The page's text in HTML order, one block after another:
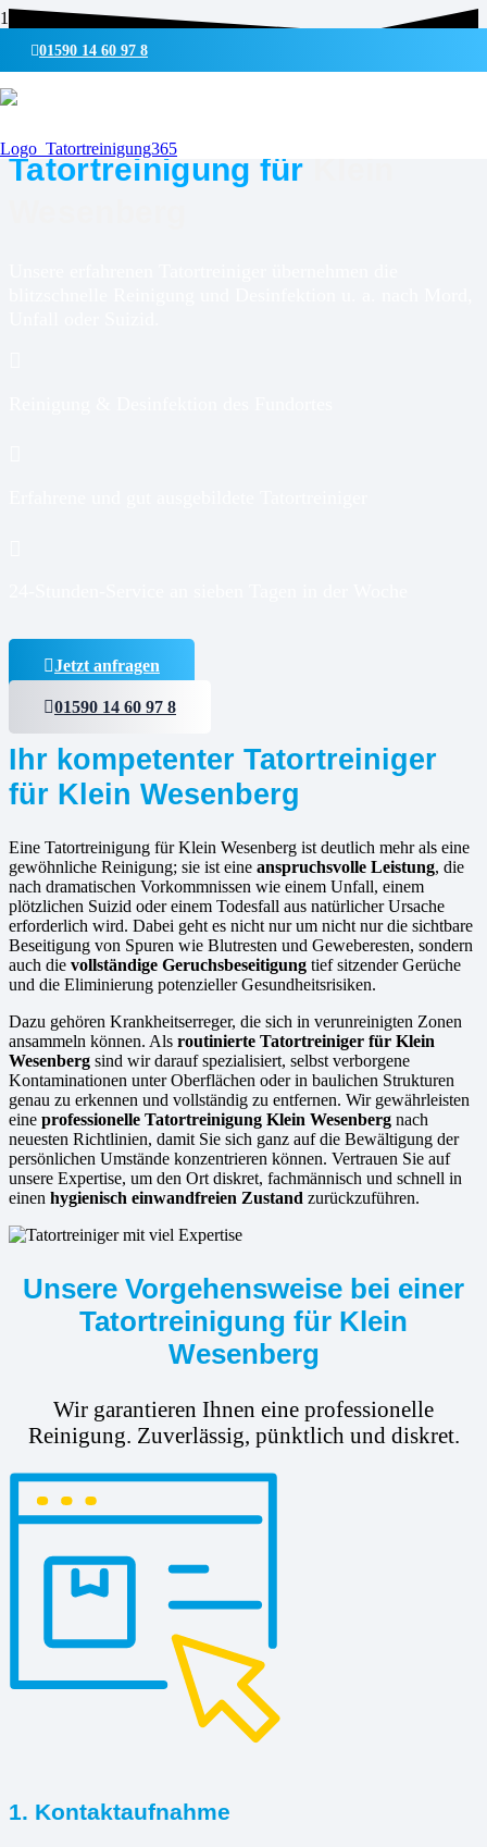
01590 14 60 97 8
Tatortreinigung für
Jetzt anfragen
01590 14 60 97 8
Ihr kompetenter Tatortreiniger
für Klein Wesenberg
Eine Tatortreinigung für Klein Wesenberg ist deutlich mehr als eine
gewöhnliche Reinigung; sie ist eine anspruchsvolle Leistung, die
nach dramatischen Vorkommnissen wie einem Unfall, einem
plötzlichen Suizid oder einem Todesfall aus natürlicher Ursache
erforderlich wird. Dabei geht es nicht nur um nicht nur die sichtbare
Beseitigung von Spuren wie Blutresten und Geweberesten, sondern
auch die vollständige Geruchsbeseitigung tief sitzender Gerüche
und die Eliminierung potenzieller Gesundheitsrisiken.
Dazu gehören Krankheitserreger, die sich in verunreinigten Zonen
ansammeln können. Als routinierte Tatortreiniger für Klein
Wesenberg sind wir darauf spezialisiert, selbst verborgene
Kontaminationen unter Oberflächen oder in baulichen Strukturen
genau zu erkennen und vollständig zu entfernen. Wir gewährleisten
eine professionelle Tatortreinigung Klein Wesenberg nach
neuesten Richtlinien, damit Sie sich ganz auf die Bewältigung der
persönlichen Umstände konzentrieren können. Vertrauen Sie auf
unsere Expertise, um den Ort diskret, fachmännisch und schnell in
einen hygienisch einwandfreien Zustand zurückzuführen.
Unsere Vorgehensweise bei einer
Tatortreinigung für Klein
Wesenberg
Wir garantieren Ihnen eine professionelle
Reinigung. Zuverlässig, pünktlich und diskret.
1. Kontaktaufnahme